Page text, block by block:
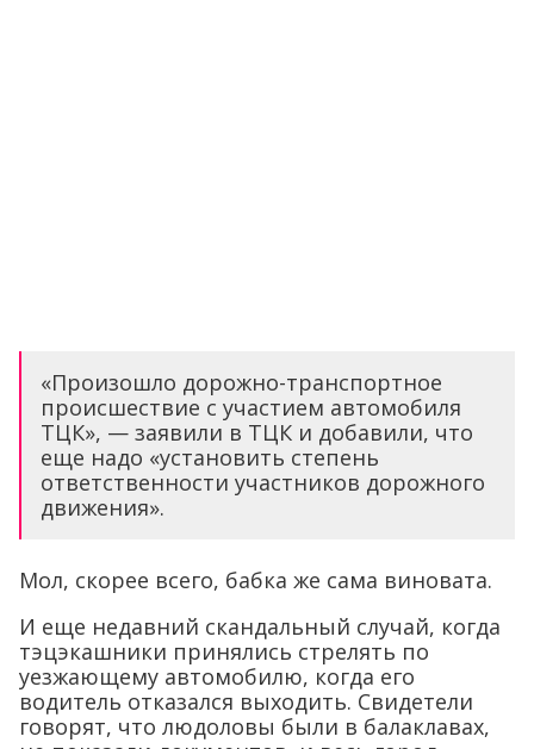
«Произошло дорожно-транспортное
происшествие с участием автомобиля
ТЦК», — заявили в ТЦК и добавили, что
еще надо «установить степень
ответственности участников дорожного
движения».
Мол, скорее всего, бабка же сама виновата.
И еще недавний скандальный случай, когда
тэцэкашники принялись стрелять по
уезжающему автомобилю, когда его
водитель отказался выходить. Свидетели
говорят, что людоловы были в балаклавах,